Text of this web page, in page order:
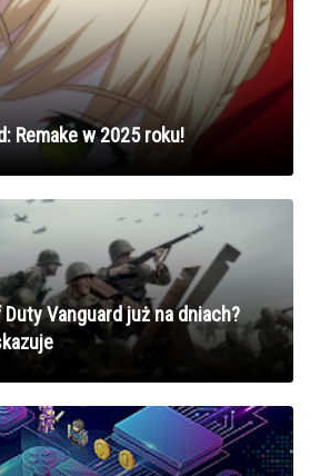
Remake w 2025 roku!
Vanguard już na dniach?